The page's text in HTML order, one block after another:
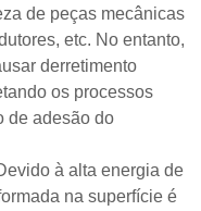
de peças mecânicas
etc. No entanto,
derretimento
os processos
de adesão do
à alta energia de
na superfície é